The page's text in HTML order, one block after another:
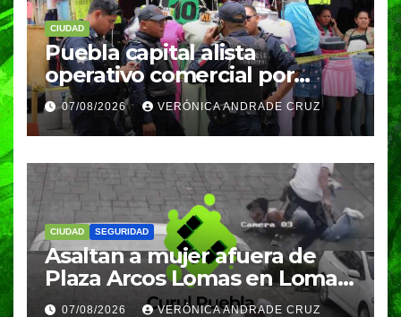
CIUDAD
Puebla capital alista
operativo comercial por
fiestas patrias y regreso a
clases
07/08/2026 VERÓNICA ANDRADE CRUZ
CIUDAD SEGURIDAD
Asaltan a mujer afuera de
Plaza Arcos Lomas en Lomas
de Angelópolis; delincuentes
07/08/2026 VERÓNICA ANDRADE CRUZ